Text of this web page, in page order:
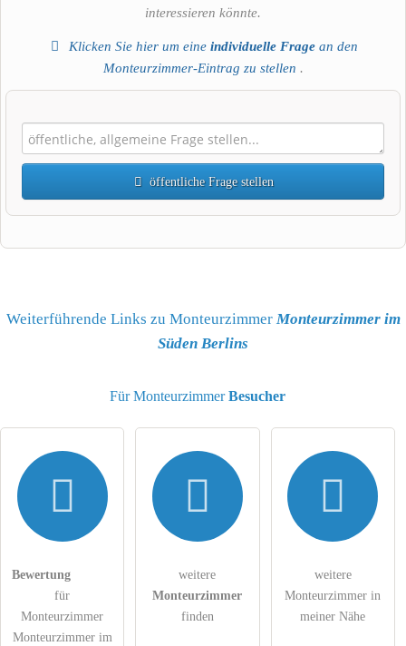
interessieren könnte.
Klicken Sie hier um eineindividuelle Frage an den
Monteurzimmer-Eintrag zu stellen .
öffentliche Frage stellen
Name
Hiermit akzeptiere ich die
DieDatenschutzerklärung habe ich zur Kenntnis genommen.
öffentliche Frage stellen Abbrechen
Hinweis:Bitte beachten Sie, öffentliche Fragen sindfür alle
Besucher sichtbar
Weiterführende Links zu Monteurzimmer Monteurzimmer im
Süden Berlins
Für MonteurzimmerBesucher
Bewertung
für
Monteurzimmer
Monteurzimmer im
weitere
Monteurzimmer
finden
weitere
Monteurzimmer in
meiner Nähe